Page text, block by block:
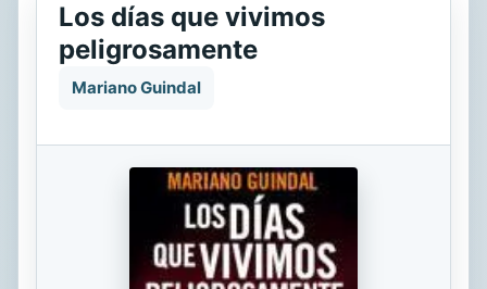
Los días que vivimos
peligrosamente
Mariano Guindal